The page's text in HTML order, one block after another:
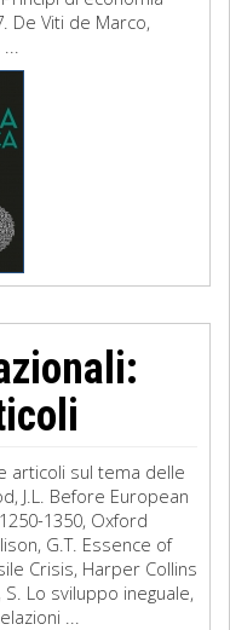
De Viti de Marco,
articoli sul tema delle
J.L. Before European
1350, Oxford
G.T. Essence of
Crisis, Harper Collins
Lo sviluppo ineguale,
...